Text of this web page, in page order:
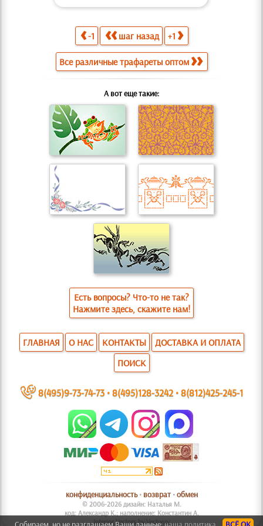
-1 шаг назад +1
Все различные трафареты оптом
А вот еще такие:
Есть вопросы? Что-то не так?
Нажмите здесь, скажите нам!
ГЛАВНАЯ О НАС КОНТАКТЫ
ДОСТАВКА И ОПЛАТА
ПОИСК
~ 8(495)9-73-74-73•8(495)128-3242•8(812)425-245-1
конфиденциальность• возврат•обмен
© 2006-2026 дизайн: Наталья М.
код: Александр К.; наполнение: Константин А.
Interior Vectors by Vecteezy